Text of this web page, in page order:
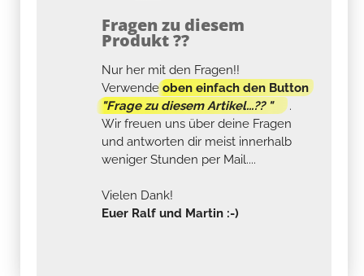
Fragen zu diesem
Produkt ??
Nur her mit den Fragen!!
Verwendeoben einfach den Button
"Frage zu diesem Artikel...?? "
.
Wir freuen uns über deine Fragen
und antworten dir meist innerhalb
weniger Stunden per Mail....
Vielen Dank!
Euer Ralf und Martin :-)